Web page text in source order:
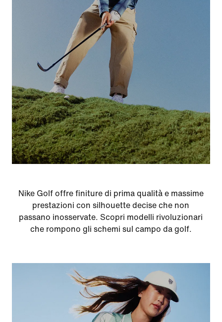
Nike Golf offre finiture di prima qualità e massime
prestazioni con silhouette decise che non
passano inosservate. Scopri modelli rivoluzionari
che rompono gli schemi sul campo da golf.